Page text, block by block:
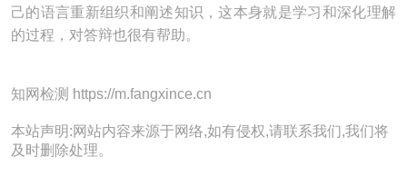
己的语言重新组织和阐述知识，这本身就是学习和深化理解
的过程，对答辩也很有帮助。
知网检测 https://m.fangxince.cn
本站声明:网站内容来源于网络,如有侵权,请联系我们,我们将
及时删除处理。